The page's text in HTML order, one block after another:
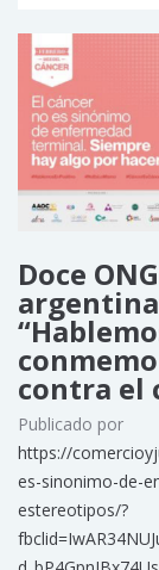
Doce
contra el
Publicado por
https://
es-sinonimo-de-
estereotipos/?